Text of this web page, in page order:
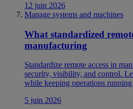
12 juin 2026
Manage systems and machines
What standardized
manufacturing
Standardize remote access in
security, visibility, and control.
while keeping operations
5 juin 2026